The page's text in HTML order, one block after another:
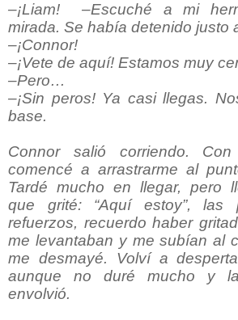
–¡Liam!
–Escuché a mi
mirada. Se había detenido justo
–¡Connor!
–¡Vete de aquí! Estamos muy
–Pero…
–¡Sin peros! Ya casi llegas.
base.
Connor salió corriendo.
comencé a arrastrarme al
Tardé mucho en llegar, pero
que grité: “Aquí estoy”, las
refuerzos, recuerdo haber
me levantaban y me subían al
me desmayé. Volví a
aunque no duré mucho y
envolvió.